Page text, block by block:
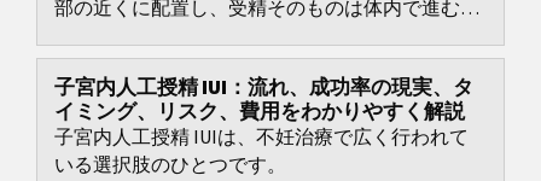
部の近くに配置し、受精そのものは体内で進む人
子宮内人工授精 IUI：流れ、成功率の現実、タ
イミング、リスク、費用をわかりやすく解説
子宮内人工授精 IUIは、不妊治療で広く行われて
いる選択肢のひとつです。